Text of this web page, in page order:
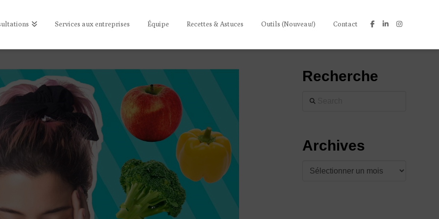
Services aux entreprises Équipe Recettes & Astuces Outils (Nouveau!) Contact
Recherche
Search
Archives
Archives